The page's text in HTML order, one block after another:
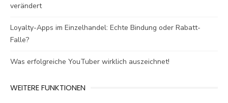
verändert
Loyalty-Apps im Einzelhandel: Echte Bindung oder Rabatt-
Falle?
Was erfolgreiche YouTuber wirklich auszeichnet!
WEITERE FUNKTIONEN